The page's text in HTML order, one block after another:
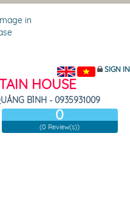
SIGN IN
HOUSE
BÌNH - 0935931009
0
(0 Review(s))